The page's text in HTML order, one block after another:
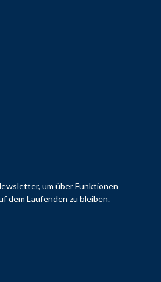
um über Funktionen
dem Laufenden zu bleiben.